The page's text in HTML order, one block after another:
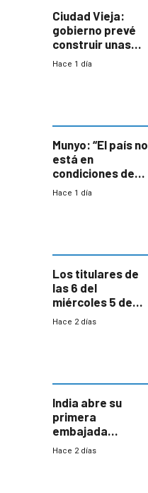
Ciudad Vieja:
gobierno prevé
construir unas
mil viviendas en
Hace 1 día
Munyo: “El país no
está en
condiciones de
enfrentar una
Hace 1 día
Los titulares de
las 6 del
miércoles 5 de
agosto de 2026
Hace 2 días
India abre su
primera
embajada
residente en
Hace 2 días